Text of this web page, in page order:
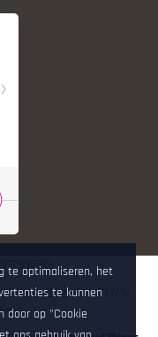
Reviewsis 9.7/10
te optimaliseren, het
te kunnen
door op "Cookie